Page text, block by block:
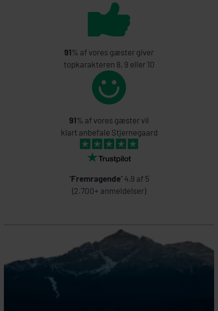
91% af vores gæster giver
topkarakteren 8, 9 eller 10
91% af vores gæster vil
klart anbefale Stjernegaard
"Fremragende" 4,9 af 5
(2.700+ anmeldelser)